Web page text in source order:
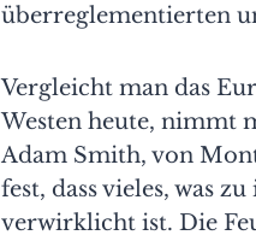
überreglementierten
Vergleicht man das
Westen heute, nimmt
Adam Smith, von
fest, dass vieles, was
verwirklicht ist. Die